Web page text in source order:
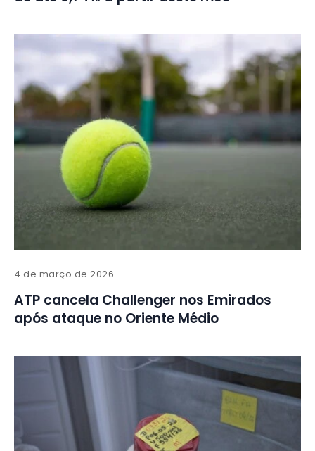
4 de março de 2026
ATP cancela Challenger nos Emirados
após ataque no Oriente Médio